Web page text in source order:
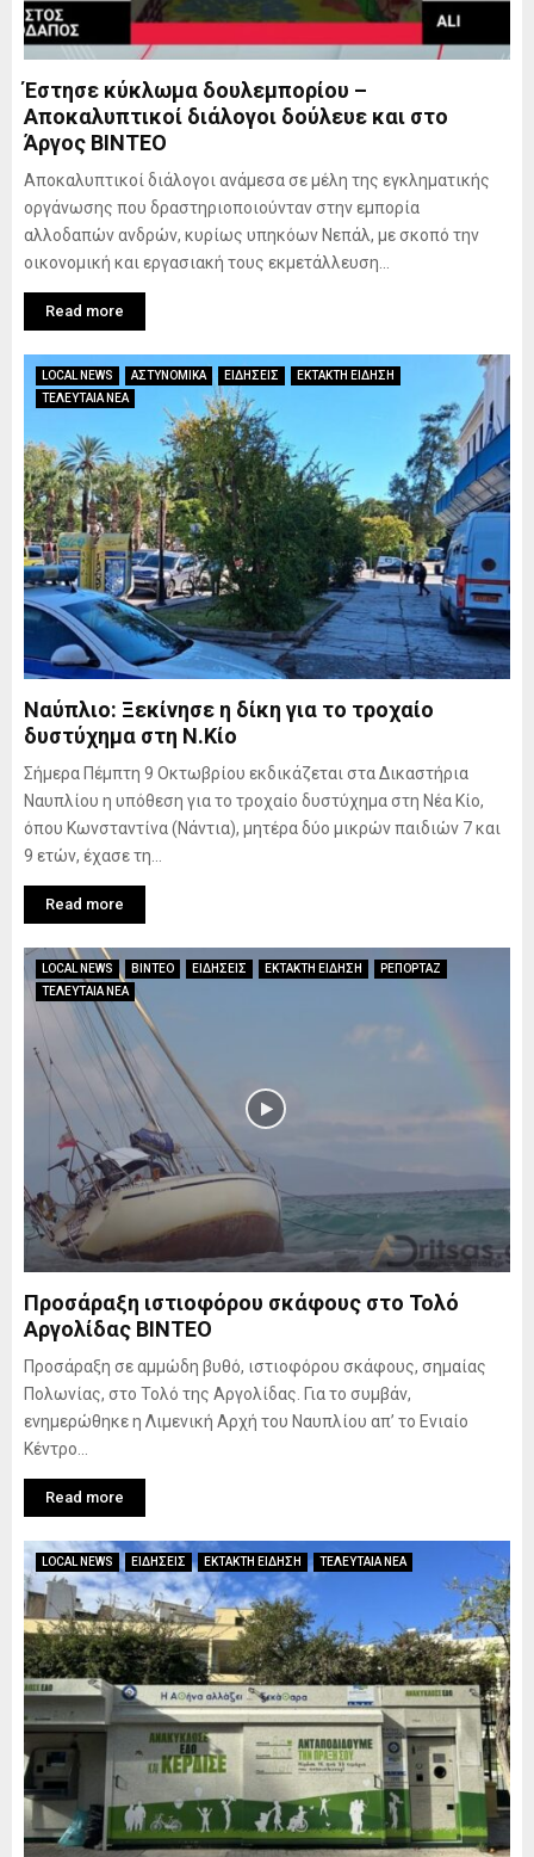
Έστησε κύκλωμα δουλεμπορίου –
Αποκαλυπτικοί διάλογοι δούλευε και στο
Άργος ΒΙΝΤΕΟ
Αποκαλυπτικοί διάλογοι ανάμεσα σε μέλη της εγκληματικής
οργάνωσης που δραστηριοποιούνταν στην εμπορία
αλλοδαπών ανδρών, κυρίως υπηκόων Νεπάλ, με σκοπό την
οικονομική και εργασιακή τους εκμετάλλευση...
Read more
LOCAL NEWS ΑΣΤΥΝΟΜΙΚΑ ΕΙΔΗΣΕΙΣ
ΕΚΤΑΚΤΗ ΕΙΔΗΣΗ
ΤΕΛΕΥΤΑΙΑ ΝΕΑ
Ναύπλιο: Ξεκίνησε η δίκη για το τροχαίο
δυστύχημα στη Ν.Κίο
Σήμερα Πέμπτη 9 Οκτωβρίου εκδικάζεται στα Δικαστήρια
Ναυπλίου η υπόθεση για το τροχαίο δυστύχημα στη Νέα Κίο,
όπου Κωνσταντίνα (Νάντια), μητέρα δύο μικρών παιδιών 7 και
9 ετών, έχασε τη...
Read more
LOCAL NEWS ΒΙΝΤΕΟ ΕΙΔΗΣΕΙΣ ΕΚΤΑΚΤΗ ΕΙΔΗΣΗ
ΡΕΠΟΡΤΑΖ
ΤΕΛΕΥΤΑΙΑ ΝΕΑ
Προσάραξη ιστιοφόρου σκάφους στο Τολό
Αργολίδας ΒΙΝΤΕΟ
Προσάραξη σε αμμώδη βυθό, ιστιοφόρου σκάφους, σημαίας
Πολωνίας, στο Τολό της Αργολίδας. Για το συμβάν,
ενημερώθηκε η Λιμενική Αρχή του Ναυπλίου απ’ το Ενιαίο
Κέντρο...
Read more
LOCAL NEWS ΕΙΔΗΣΕΙΣ ΕΚΤΑΚΤΗ ΕΙΔΗΣΗ ΤΕΛΕΥΤΑΙΑ ΝΕΑ